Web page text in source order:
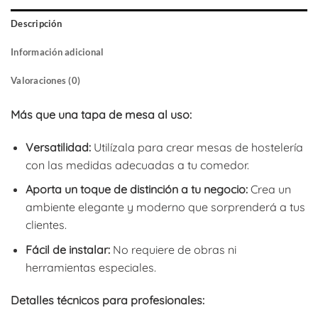
Descripción
Información adicional
Valoraciones (0)
Más que una tapa de mesa al uso:
Versatilidad:Utilízala para crear mesas de hostelería
con las medidas adecuadas a tu comedor.
Aporta un toque de distinción a tu negocio:Crea un
ambiente elegante y moderno que sorprenderá a tus
clientes.
Fácil de instalar:No requiere de obras ni
herramientas especiales.
Detalles técnicos para profesionales: